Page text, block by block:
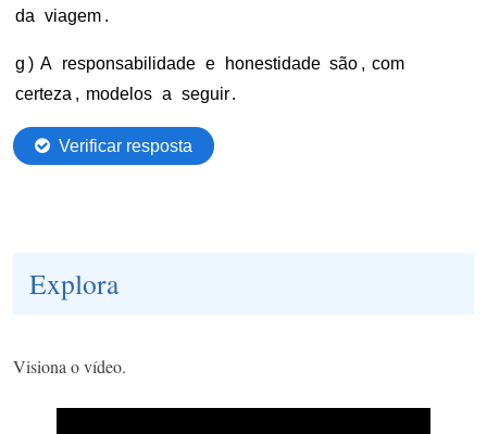
Explora
Visiona ovídeo.